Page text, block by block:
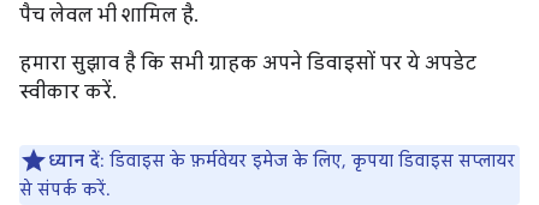
पैच लेवल भी शामिल है.
हमारा सुझाव है कि सभी ग्राहक अपने डिवाइसों पर ये अपडेट
स्वीकार करें.
ध्यान दें: डिवाइस के फ़र्मवेयर इमेज के लिए, कृपया डिवाइस सप्लायर
से संपर्क करें.